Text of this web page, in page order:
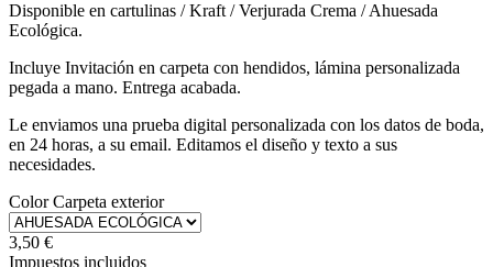
Disponible en cartulinas / Kraft / Verjurada Crema / Ahuesada
Ecológica.
Incluye Invitación en carpeta con hendidos, lámina personalizada
pegada a mano. Entrega acabada.
Le enviamos una prueba digital personalizada con los datos de boda,
en 24 horas, a su email. Editamos el diseño y texto a sus
necesidades.
Color Carpeta exterior
3,50 €
Impuestos incluidos